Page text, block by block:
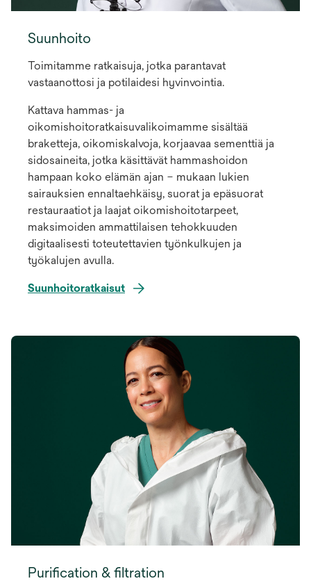
Suunhoito
Toimitamme ratkaisuja, jotka parantavat
vastaanottosi ja potilaidesi hyvinvointia.
Kattava hammas- ja
oikomishoitoratkaisuvalikoimamme sisältää
braketteja, oikomiskalvoja, korjaavaa sementtiä ja
sidosaineita, jotka käsittävät hammashoidon
hampaan koko elämän ajan – mukaan lukien
sairauksien ennaltaehkäisy, suorat ja epäsuorat
restauraatiot ja laajat oikomishoitotarpeet,
maksimoiden ammattilaisen tehokkuuden
digitaalisesti toteutettavien työnkulkujen ja
työkalujen avulla.
Suunhoitoratkaisut
Purification & filtration